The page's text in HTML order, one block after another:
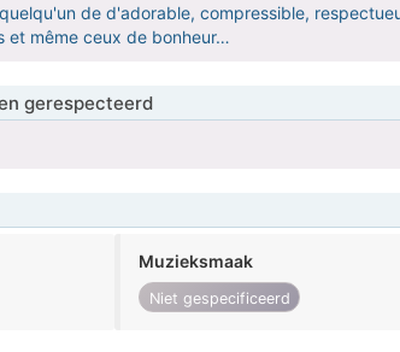
de d'adorable, compressible,
et même ceux de bonheur…
gerespecteerd
Muzieksmaak
Niet gespecificeerd